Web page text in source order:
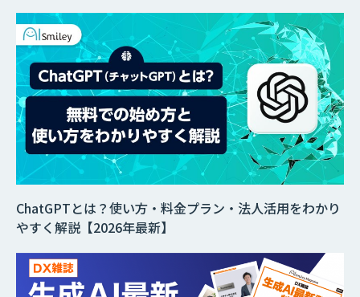
ChatGPTとは？使い方・料金プラン・法人活用をわかり
やすく解説【2026年最新】